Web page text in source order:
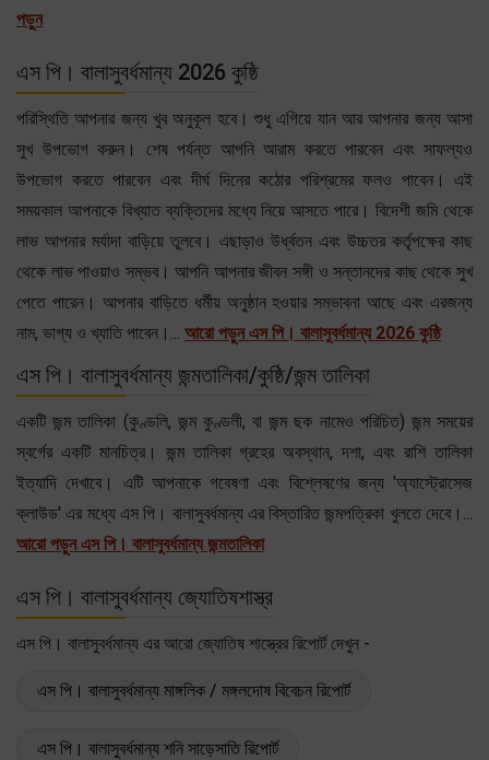
পড়ুন
এস পি। বালাসুবর্ধমান্য 2026 কুষ্ঠি
পরিস্থিতি আপনার জন্য খুব অনুকূল হবে। শুধু এগিয়ে যান আর আপনার জন্য আসা
সুখ উপভোগ করুন। শেষ পর্যন্ত আপনি আরাম করতে পারবেন এবং সাফল্যও
উপভোগ করতে পারবেন এবং দীর্ঘ দিনের কঠোর পরিশ্রমের ফলও পাবেন। এই
সময়কাল আপনাকে বিখ্যাত ব্যক্তিদের মধ্যে নিয়ে আসতে পারে। বিদেশী জমি থেকে
লাভ আপনার মর্যাদা বাড়িয়ে তুলবে। এছাড়াও উর্ধ্বতন এবং উচ্চতর কর্তৃপক্ষের কাছ
থেকে লাভ পাওয়াও সম্ভব। আপনি আপনার জীবন সঙ্গী ও সন্তানদের কাছ থেকে সুখ
পেতে পারেন। আপনার বাড়িতে ধর্মীয় অনুষ্ঠান হওয়ার সম্ভাবনা আছে এবং এরজন্য
নাম, ভাগ্য ও খ্যাতি পাবেন।... আরো পড়ুন এস পি। বালাসুবর্ধমান্য 2026 কুষ্ঠি
এস পি। বালাসুবর্ধমান্য জন্মতালিকা/কুষ্ঠি/জন্ম তালিকা
একটি জন্ম তালিকা (কুণ্ডলি, জন্ম কুণ্ডলী, বা জন্ম ছক নামেও পরিচিত) জন্ম সময়ের
স্বর্গের একটি মানচিত্র। জন্ম তালিকা গ্রহের অবস্থান, দশা, এবং রাশি তালিকা
ইত্যাদি দেখাবে। এটি আপনাকে গবেষণা এবং বিশ্লেষণের জন্য 'অ্যাস্ট্রোসেজ
ক্লাউড' এর মধ্যে এস পি। বালাসুবর্ধমান্য এর বিস্তারিত জন্মপত্রিকা খুলতে দেবে।...
আরো পড়ুন এস পি। বালাসুবর্ধমান্য জন্মতালিকা
এস পি। বালাসুবর্ধমান্য জ্যোতিষশাস্ত্র
এস পি। বালাসুবর্ধমান্য এর আরো জ্যোতিষ শাস্ত্রের রিপোর্ট দেখুন -
এস পি। বালাসুবর্ধমান্য মাঙ্গলিক / মঙ্গলদোষ বিবেচন রিপোর্ট
এস পি। বালাসুবর্ধমান্য শনি সাড়েসাতি রিপোর্ট